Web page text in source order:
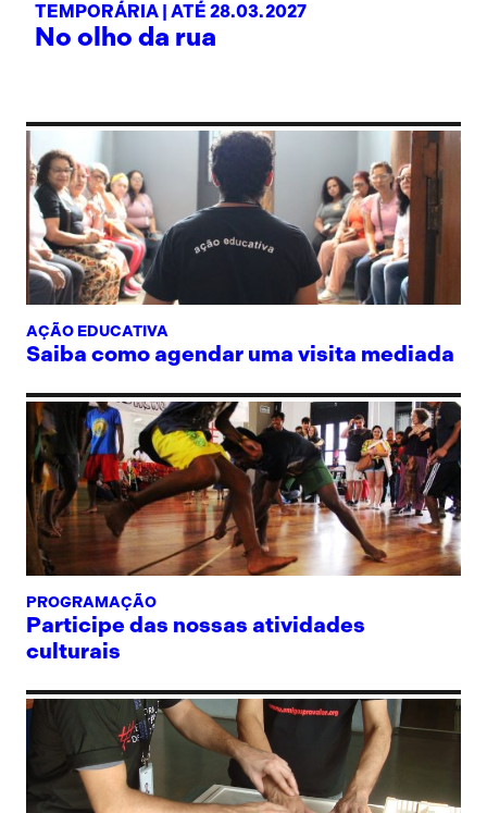
TEMPORÁRIA | ATÉ 28.03.2027
No olho da rua
AÇÃO EDUCATIVA
Saiba como agendar uma visita mediada
PROGRAMAÇÃO
Participe das nossas atividades
culturais